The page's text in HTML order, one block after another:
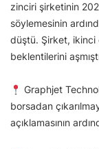
zinciri şirketinin
söylemesinin
düştü. Şirket, ikinci
beklentilerini
Graphjet
borsadan
açıklamasının